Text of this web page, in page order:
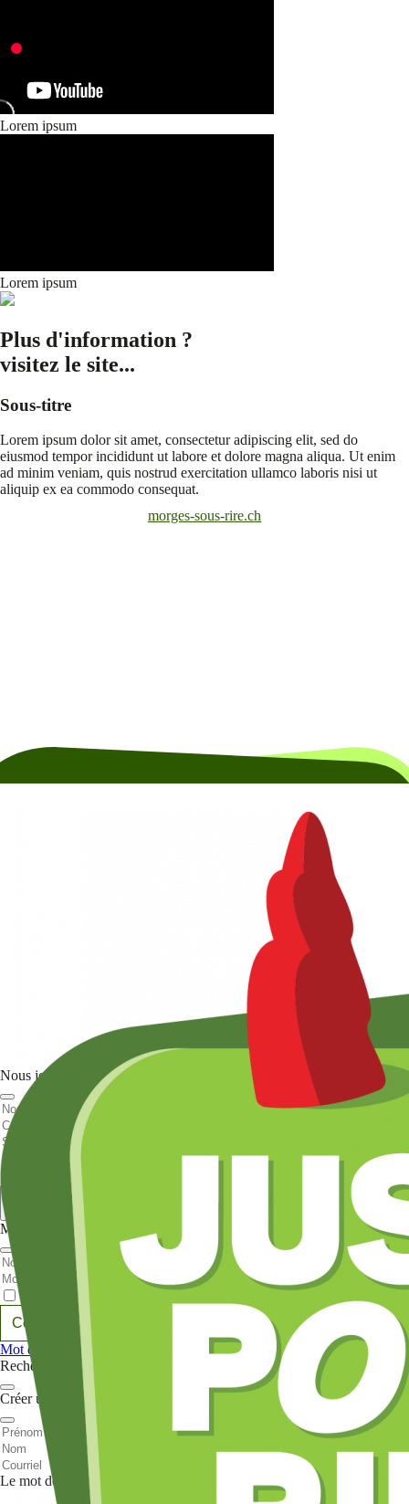
Lorem ipsum
Lorem ipsum
Plus d'information ?
visitez le site...
Sous-titre
Lorem ipsum dolor sit amet, consectetur adipiscing elit, sed do
eiusmod tempor incididunt ut labore et dolore magna aliqua. Ut enim
ad minim veniam, quis nostrud exercitation ullamco laboris nisi ut
aliquip ex ea commodo consequat.
morges-sous-rire.ch
Nous joindre
Nom et prenom
Mon espace
Courriel
Mot de passe
Se rappeler de moi
Connexion
Mot de passe oublié
Recherche
Créer un compte
Prénom
Le mot de passe doit contenir :